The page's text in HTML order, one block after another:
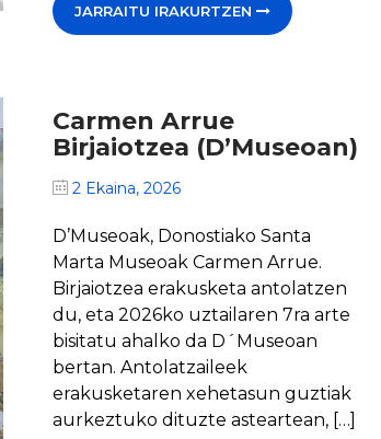
JARRAITU IRAKURTZEN
Carmen Arrue
Birjaiotzea (D’Museoan)
2 Ekaina, 2026
D’Museoak, Donostiako Santa
Marta Museoak Carmen Arrue.
Birjaiotzea erakusketa antolatzen
du, eta 2026ko uztailaren 7ra arte
bisitatu ahalko da D´Museoan
bertan. Antolatzaileek
erakusketaren xehetasun guztiak
aurkeztuko dituzte asteartean, […]